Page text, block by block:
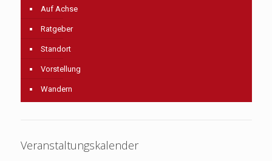
Auf Achse
Ratgeber
Standort
Vorstellung
Wandern
Veranstaltungskalender